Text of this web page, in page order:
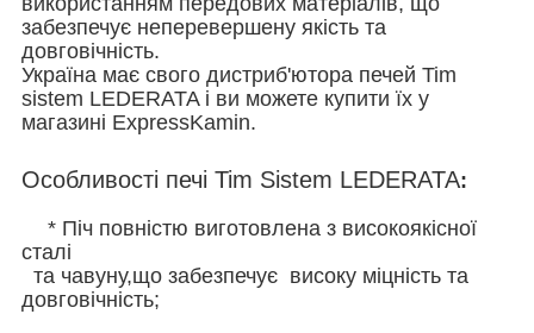
забезпечує неперевершену якість та
довговічність.
Україна має свого дистриб'ютора печей Tim
sistem LEDERATA і ви можете купити їх у
магазині ExpressKamin.
Особливості печі Tim Sistem LEDERATA:
* Піч повністю виготовлена з високоякісної
сталі
та чавуну,що забезпечує високу міцність та
довговічність;